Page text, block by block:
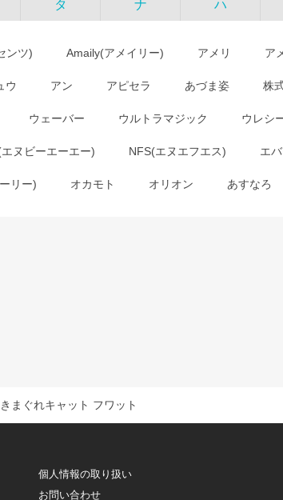
タ ナ ハ
ンツ) Amaily(アメイリー) アメリ ア
ウ アン アピセラ あづま姿 株
ウェーバー ウルトラマジック ウレシ
ヌビーエーエー) NFS(エヌエフエス) エ
リー) オカモト オリオン あすなろ
きまぐれキャット フワット
個人情報の取り扱い
お問い合わせ